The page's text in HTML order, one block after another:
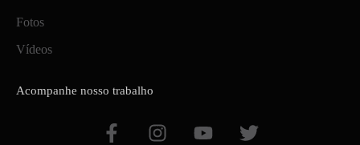
Fotos
Vídeos
Acompanhe nosso trabalho
F I Y T